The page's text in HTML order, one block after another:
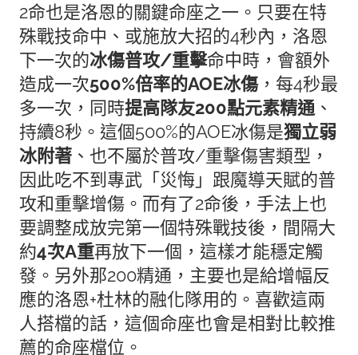
2命也是洛恩的關鍵命座之一。只要在特
殊戰技命中、或施放大招的4秒內，洛恩
下一次的冰傷普攻/重擊命中時，會額外
造成一次500%倍率的AOE冰傷，每4秒最
多一次，同時提高隊友200點元素精通 、
持續8秒。 這個500%的AOE冰傷是獨立弱
冰附著 、也不屬於普攻/重擊傷害類型，
因此吃不到專武「災悔」跟魔導天賦的普
攻和重擊增傷。而有了2命後，手法上也
要調整成放完第一個特殊戰技後，間隔大
約4次A重再放下一個，這樣才能穩定觸
發。另外那200精通，主要也是給增幅反
應的洛恩+杜林的融化隊用的。喜歡這兩
人搭檔的話，這個命座也會是相對比較推
薦的命座檔位。